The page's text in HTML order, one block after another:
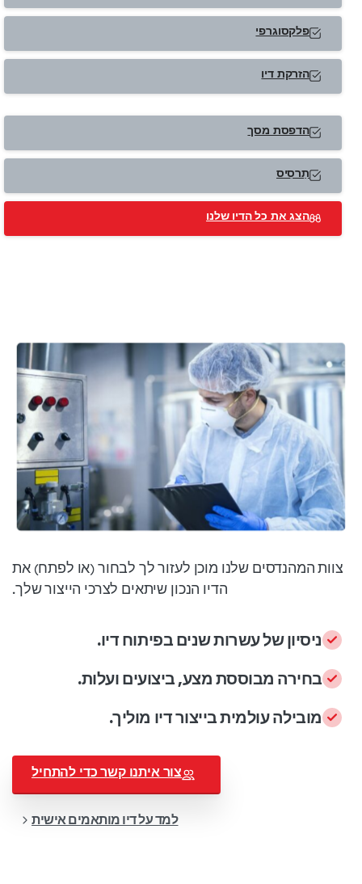
פלקסוגרפי
הזרקת דיו
הדפסת מסך
תַרסִיס
הצג את כל הדיו שלנו
צוות המהנדסים שלנו מוכן לעזור לך לבחור (או לפתח) את
הדיו הנכון שיתאים לצרכי הייצור שלך.
ניסיון של עשרות שנים בפיתוח דיו.
בחירה מבוססת מצע, ביצועים ועלות.
מובילה עולמית בייצור דיו מוליך.
צור איתנו קשר כדי להתחיל
למד על דיו מותאמים אישית